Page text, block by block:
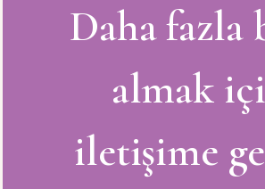
Daha fazla
almak
iletişime